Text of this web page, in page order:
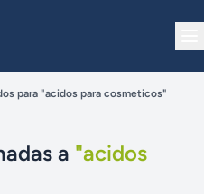
para "acidos para cosmeticos"
a "acidos